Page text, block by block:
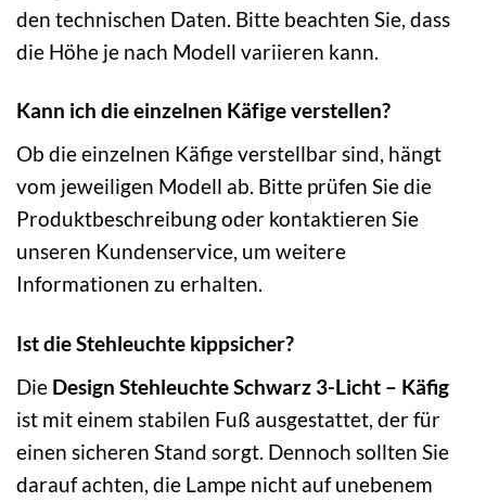
den technischen Daten. Bitte beachten Sie, dass
die Höhe je nach Modell variieren kann.
Kann ich die einzelnen Käfige verstellen?
Ob die einzelnen Käfige verstellbar sind, hängt
vom jeweiligen Modell ab. Bitte prüfen Sie die
Produktbeschreibung oder kontaktieren Sie
unseren Kundenservice, um weitere
Informationen zu erhalten.
Ist die Stehleuchte kippsicher?
Die Design Stehleuchte Schwarz 3-Licht – Käfig
ist mit einem stabilen Fuß ausgestattet, der für
einen sicheren Stand sorgt. Dennoch sollten Sie
darauf achten, die Lampe nicht auf unebenem